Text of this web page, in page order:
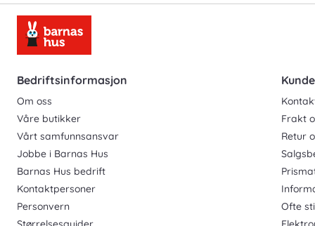
Bedriftsinformasjon
Om oss
Våre butikker
Vårt samfunnsansvar
Jobbe i Barnas Hus
Barnas Hus bedrift
Kontaktpersoner
Personvern
Frakt
Retur
Ofte